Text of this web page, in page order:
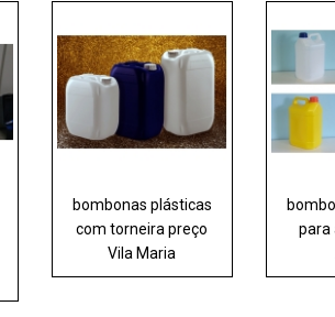
bombonas plásticas
com torneira preço
Vila Maria
para